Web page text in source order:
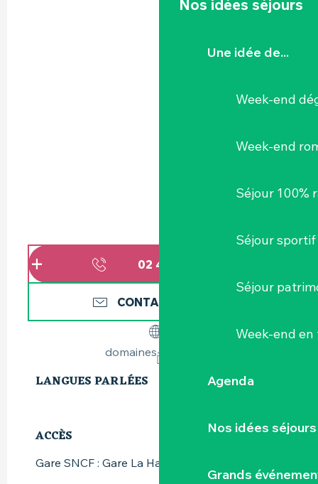
Nos idées séjours
Une idée de...
Week-end
Week-end
Séjour 100%
Séjour sportif
Séjour
Week-end
Agenda
Nos idées séjours
Grands
02 40 54 83
CONTACTEZ-NOUS
domaines-landron.fr
LANGUES PARLÉES
LANGUES PARLÉES
ACCÈS
ACCÈS
Gare SNCF : Gare La Haye-Fouassière à 2km